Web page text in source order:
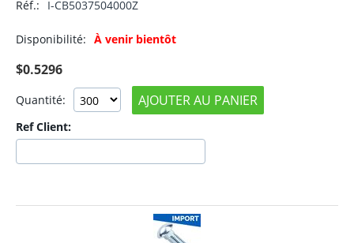
Réf.:
I-CB5037504000Z
Disponibilité: À venir bientôt
$0.5296
Quantité: AJOUTER AU PANIER
Ref Client: